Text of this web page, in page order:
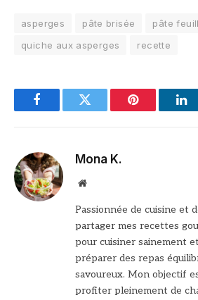
asperges pâte brisée pâte
quiche aux asperges
recette
FacebookTwitter Pinterest
Mona K.
Site
Passionnée de cuisine et
partager mes recettes
pour cuisiner sainement
préparer des repas
savoureux. Mon objectif
profiter pleinement de